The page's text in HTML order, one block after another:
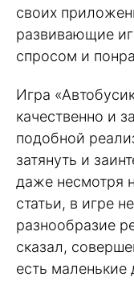
своих
развивающие
спросом и
Игра
качественно и
подобной
затянуть и
даже несмотря
статьи, в игре
разнообразие
сказал,
есть маленькие